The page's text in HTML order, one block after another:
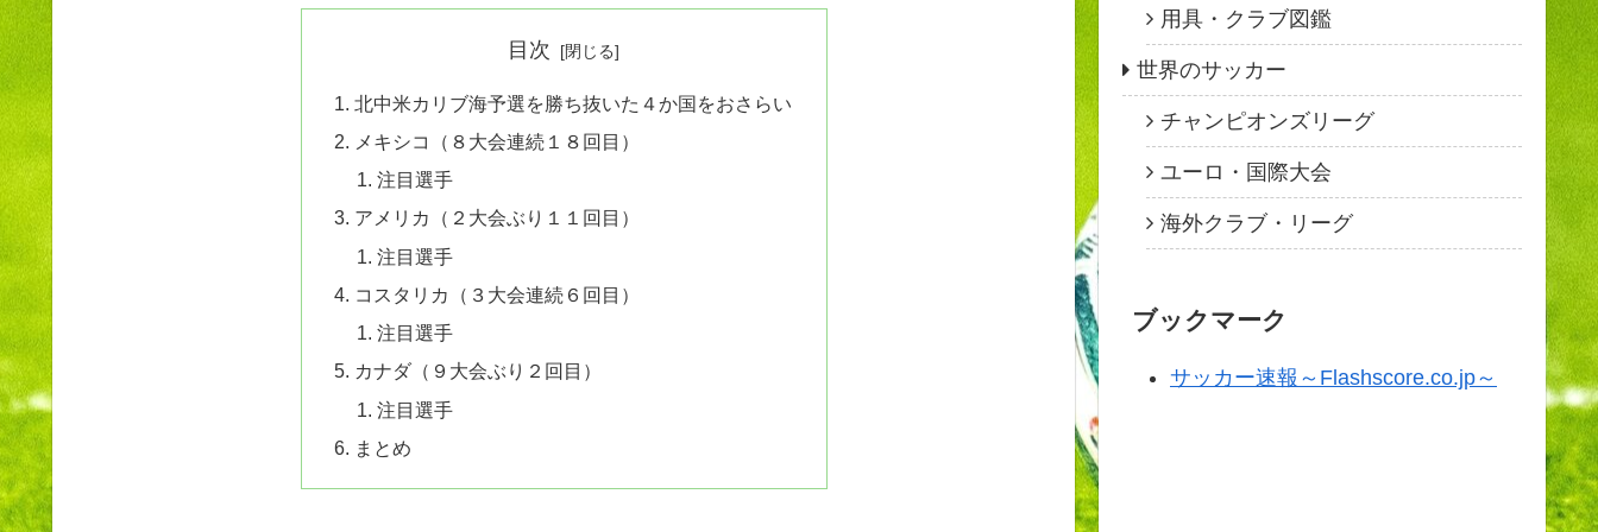
目次
北中米カリブ海予選を勝ち抜いた４か国をおさらい
メキシコ（８大会連続１８回目）
注目選手
アメリカ（２大会ぶり１１回目）
注目選手
コスタリカ（３大会連続６回目）
注目選手
カナダ（９大会ぶり２回目）
注目選手
まとめ
用具・クラブ図鑑
世界のサッカー
チャンピオンズリーグ
ユーロ・国際大会
海外クラブ・リーグ
ブックマーク
サッカー速報～Flashscore.co.jp～